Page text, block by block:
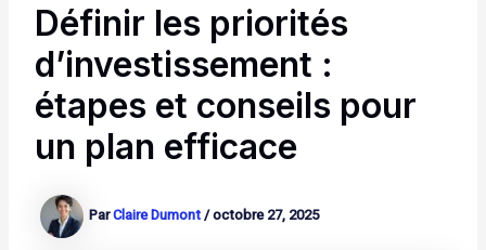
Définir les priorités
d’investissement :
étapes et conseils pour
un plan efficace
ParClaire Dumont/octobre 27, 2025